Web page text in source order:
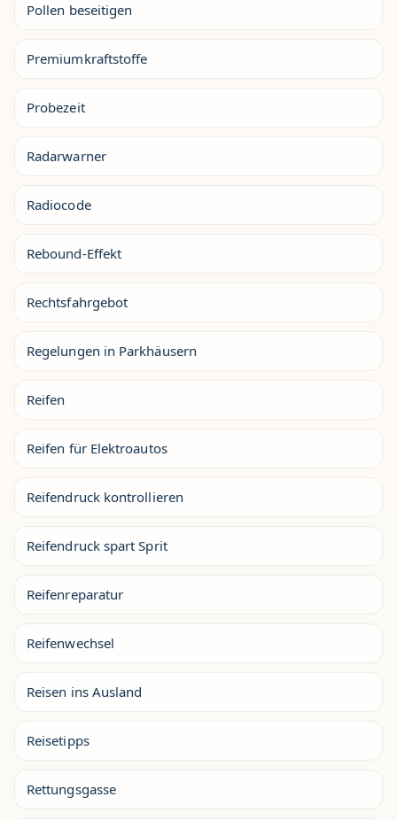
Pollen beseitigen
Premiumkraftstoffe
Probezeit
Radarwarner
Radiocode
Rebound-Effekt
Rechtsfahrgebot
Regelungen in Parkhäusern
Reifen
Reifen für Elektroautos
Reifendruck kontrollieren
Reifendruck spart Sprit
Reifenreparatur
Reifenwechsel
Reisen ins Ausland
Reisetipps
Rettungsgasse